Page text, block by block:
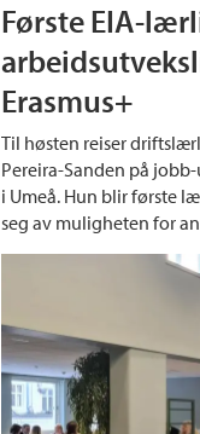
Første EIA-
Erasmus+
Til høsten reiser
Pereira-Sanden på
i Umeå. Hun blir første
seg av muligheten for